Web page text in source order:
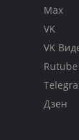
Max
VK
VK
Rutube
Дзен